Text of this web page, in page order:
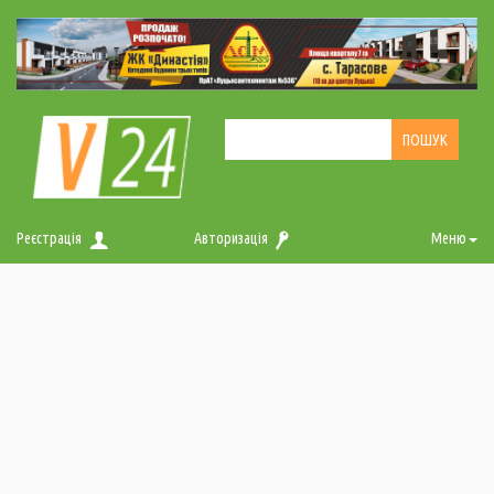
Реєстрація Авторизація Меню